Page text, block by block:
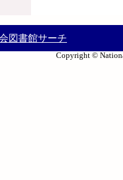
図書館サーチ
Copyright ©